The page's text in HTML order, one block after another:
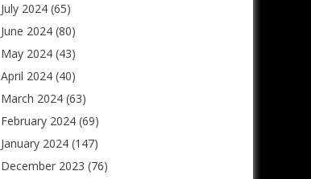
July 2024(65)
June 2024(80)
May 2024(43)
April 2024(40)
March 2024(63)
February 2024(69)
January 2024(147)
December 2023 (76)